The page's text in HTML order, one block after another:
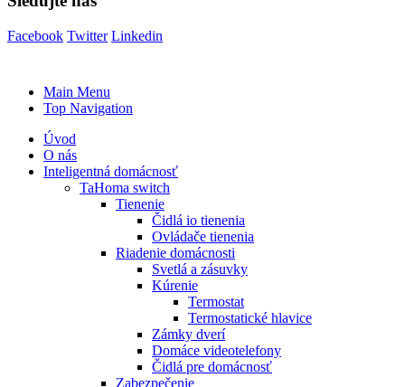
Facebook Twitter Linkedin
Main Menu
Top Navigation
Úvod
O nás
Inteligentná domácnosť
TaHoma switch
Tienenie
Čidlá io tienenia
Ovládače tienenia
Riadenie domácnosti
Svetlá a zásuvky
Kúrenie
Termostat
Termostatické hlavice
Zámky dverí
Domáce videotelefony
Čidlá pre domácnosť
Zabezpečenie